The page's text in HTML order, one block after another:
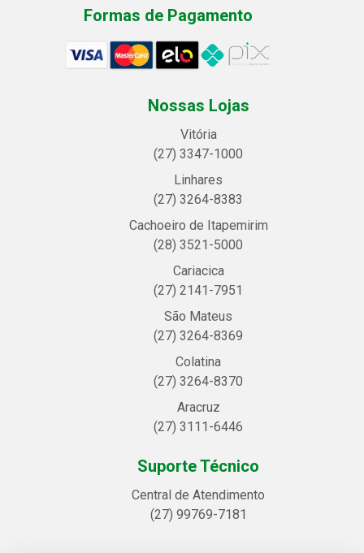
Formas de Pagamento
Nossas Lojas
Vitória
(27) 3347-1000
Linhares
(27) 3264-8383
Cachoeiro de Itapemirim
(28) 3521-5000
Cariacica
(27) 2141-7951
São Mateus
(27) 3264-8369
Colatina
(27) 3264-8370
Aracruz
(27) 3111-6446
Suporte Técnico
Central de Atendimento
(27) 99769-7181